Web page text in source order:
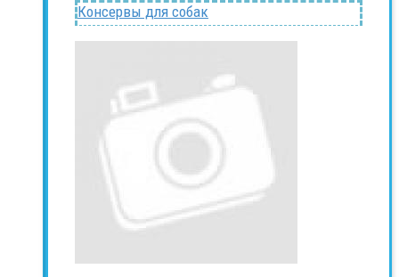
Консервы для собак